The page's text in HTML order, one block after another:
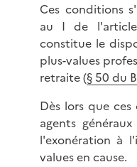
Ces conditions
au I de
constitue le
plus-values
retraite (§ 50 du
Dès lors que
agents
l'exonération à
values en cause.